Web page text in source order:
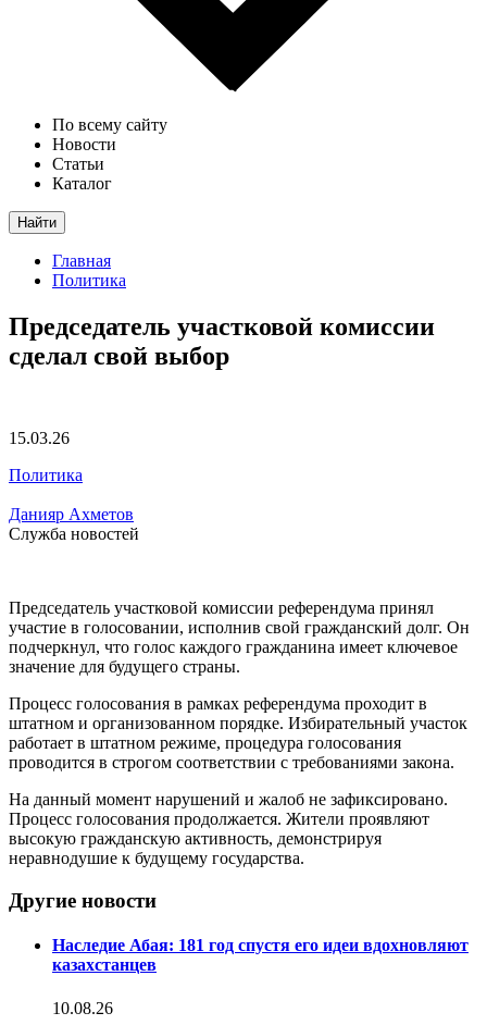
По всему сайту
Новости
Статьи
Каталог
Найти
Главная
Политика
Председатель участковой комиссии
сделал свой выбор
15.03.26
Политика
Данияр Ахметов
Служба новостей
Председатель участковой комиссии референдума принял
участие в голосовании, исполнив свой гражданский долг. Он
подчеркнул, что голос каждого гражданина имеет ключевое
значение для будущего страны.
Процесс голосования в рамках референдума проходит в
штатном и организованном порядке. Избирательный участок
работает в штатном режиме, процедура голосования
проводится в строгом соответствии с требованиями закона.
На данный момент нарушений и жалоб не зафиксировано.
Процесс голосования продолжается. Жители проявляют
высокую гражданскую активность, демонстрируя
неравнодушие к будущему государства.
Другие новости
Наследие Абая: 181 год спустя его идеи вдохновляют
казахстанцев
10.08.26